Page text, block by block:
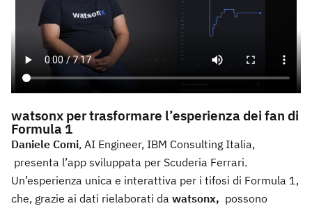
watsonx per trasformare l’esperienza dei fan di
Formula 1
Daniele Comi, AI Engineer, IBM Consulting Italia,
presenta l’app sviluppata per Scuderia Ferrari.
Un’esperienza unica e interattiva per i tifosi di Formula 1,
che, grazie ai dati rielaborati da watsonx, possono